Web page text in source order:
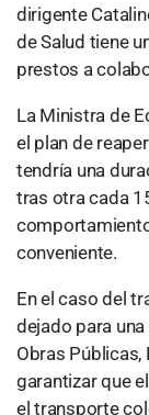
dirigente
de Salud tiene
prestos a
La Ministra de
el plan de
tendría una
tras otra cada
conveniente.
En el caso del
dejado para
Obras Públicas,
garantizar que
el transporte